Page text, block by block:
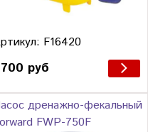
F16420
руб
дренажно-фекальный
FWP-750F